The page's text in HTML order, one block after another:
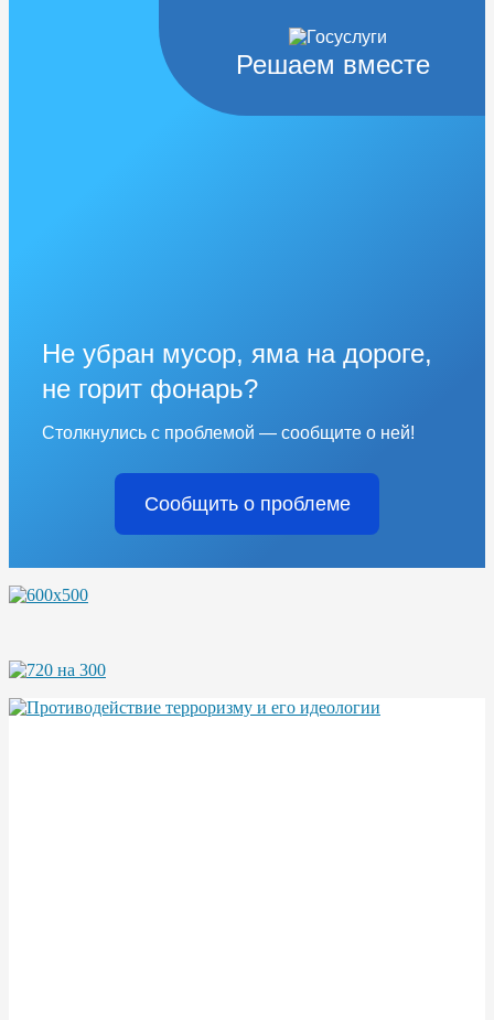
Решаем вместе
Не убран мусор, яма на дороге,
не горит фонарь?
Столкнулись с проблемой — сообщите о ней!
Сообщить о проблеме